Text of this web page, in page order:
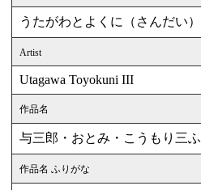
うたがわとよくに（さんだい）
Artist
Utagawa Toyokuni III
作品名
与三郎・おとみ・こうもり三ふ
作品名 ふりがな